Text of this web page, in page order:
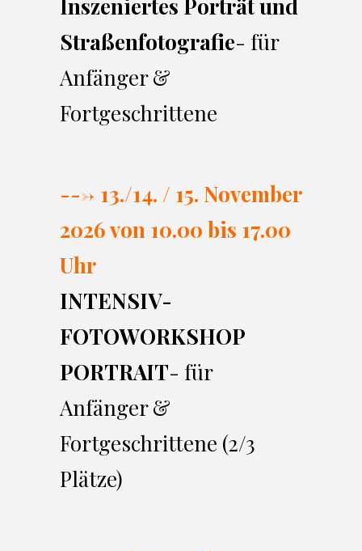
Inszeniertes Porträt und
Straßenfotografie- für
Anfänger &
Fortgeschrittene
---> 13./14. / 15. November
2026 von 10.00 bis 17.00
Uhr
INTENSIV-
FOTOWORKSHOP
PORTRAIT- für
Anfänger &
Fortgeschrittene (2/3
Plätze)